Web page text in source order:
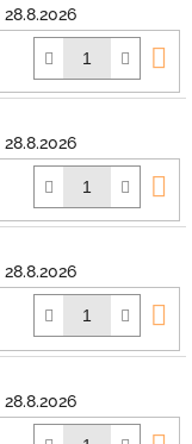
28.8.2026
28.8.2026
28.8.2026
28.8.2026